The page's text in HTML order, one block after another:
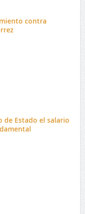
contra
de Estado el salario